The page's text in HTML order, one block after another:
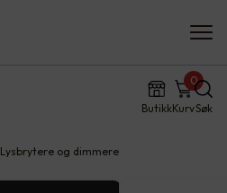
ButikkKurv
0
Søk
Lysbrytere og dimmere